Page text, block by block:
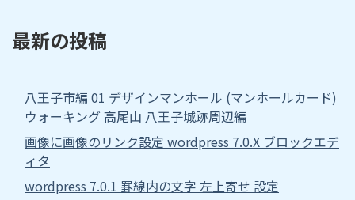
最新の投稿
八王子市編 01 デザインマンホール (マンホールカード)
ウォーキング 高尾山 八王子城跡周辺編
画像に画像のリンク設定 wordpress 7.0.X ブロックエデ
ィタ
wordpress 7.0.1 罫線内の文字 左上寄せ 設定